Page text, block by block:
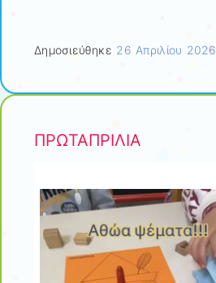
Δημοσιεύθηκε 26 Απριλίου 2026
ΠΡΩΤΑΠΡΙΛΙΑ